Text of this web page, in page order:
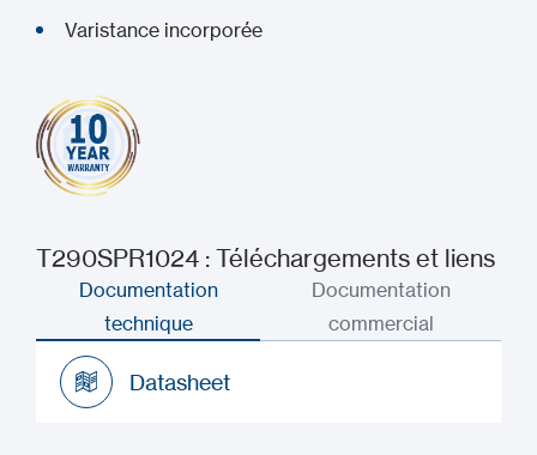
Varistance incorporée
T290SPR1024 : Téléchargements et liens
Documentation
technique
Documentation
commercial
Datasheet